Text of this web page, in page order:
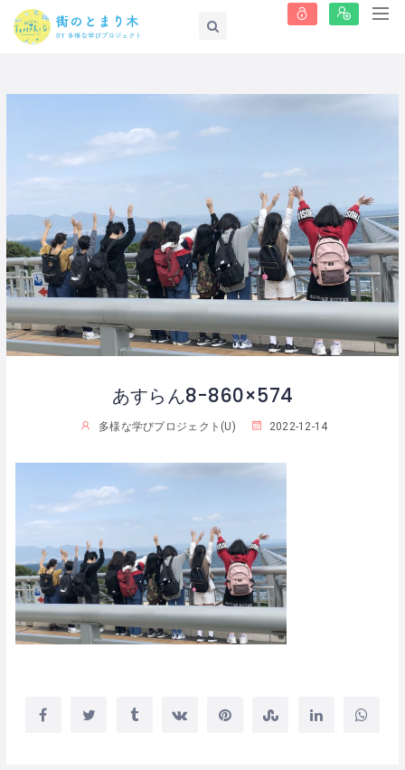
あすらん8-860×574
多様な学びプロジェクト(U) 2022-12-14